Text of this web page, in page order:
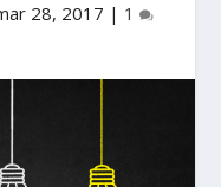
28, 2017 | 1